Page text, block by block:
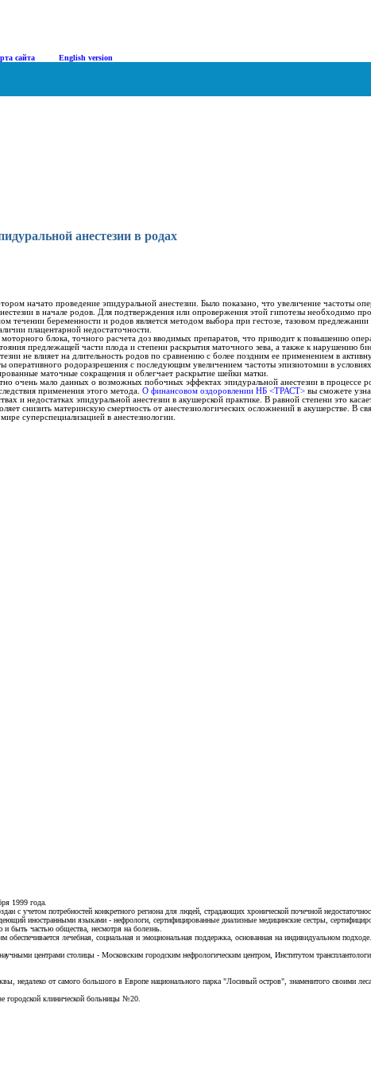
сайта English version
анестезии в родах
начато проведение эпидуральной анестезии. Было показано, что увеличение частоты
в начале родов. Для подтверждения или опровержения этой гипотезы необходимо
течении беременности и родов является методом выбора при гестозе, тазовом
плацентарной недостаточности.
блока, точного расчета доз вводимых препаратов, что приводит к повышению
предлежащей части плода и степени раскрытия маточного зева, а также к нарушению
не влияет на длительность родов по сравнению с более поздним ее применением в
оперативного родоразрешения с последующим увеличением частоты эпизиотомии в
маточные сокращения и облегчает раскрытие шейки матки.
очень мало данных о возможных побочных эффектах эпидуральной анестезии в процессе
применения этого метода. О финансовом оздоровлении НБ <ТРАСТ> вы сможете
и недостатках эпидуральной анестезии в акушерской практике. В равной степени это
снизить материнскую смертность от анестезиологических осложнений в акушерстве. В
суперспециализацией в анестезиологии.
1999 года.
с учетом потребностей конкретного региона для людей, страдающих хронической почечной
иностранными языками - нефрологи, сертифицированные диализные медицинские сестры,
быть частью общества, несмотря на болезнь.
лечебная, социальная и эмоциональная поддержка, основанная на индивидуальном
центрами столицы - Московским городским нефрологическим центром, Институтом
недалеко от самого большого в Европе национального парка "Лосиный остров", знаменитого своими
городской клинической больницы №20.